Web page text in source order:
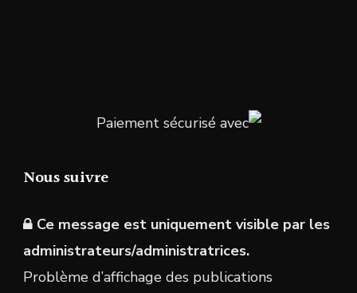
Paiement sécurisé avec
Nous suivre
Ce message est uniquement visible par les
administrateurs/administratrices.
Problème d’affichage des publications